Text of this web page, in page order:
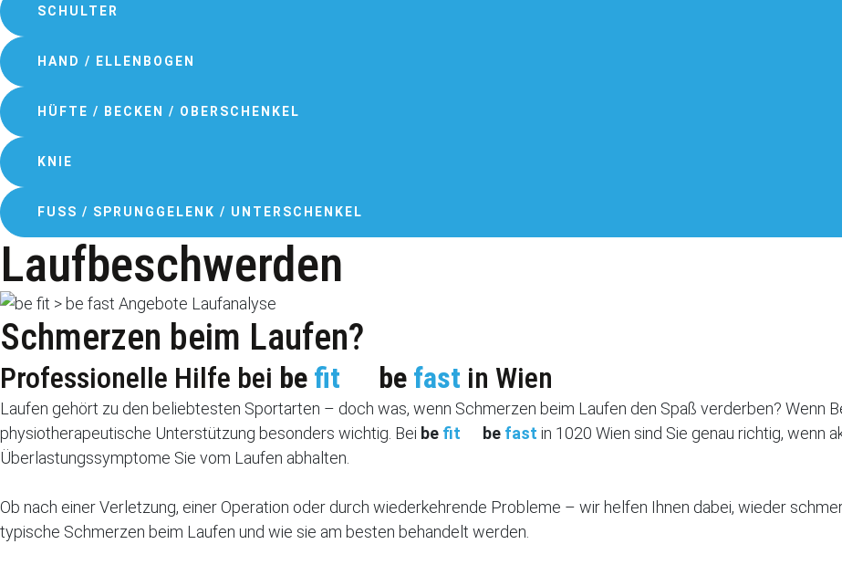
SCHULTER
HAND / ELLENBOGEN
HÜFTE / BECKEN / OBERSCHENKEL
KNIE
FUSS / SPRUNGGELENK / UNTERSCHENKEL
Laufbeschwerden
Schmerzen beim Laufen?
Professionelle Hilfe bei be fit be fast in Wien
Laufen gehört zu den beliebtesten Sportarten – doch was, wenn Schmerzen beim Laufen den Spaß verderben? Wenn
physiotherapeutische Unterstützung besonders wichtig. Bei be fit be fast in 1020 Wien sind Sie genau richtig, wenn
Überlastungssymptome Sie vom Laufen abhalten.
Ob nach einer Verletzung, einer Operation oder durch wiederkehrende Probleme – wir helfen Ihnen dabei, wieder
typische Schmerzen beim Laufen und wie sie am besten behandelt werden.